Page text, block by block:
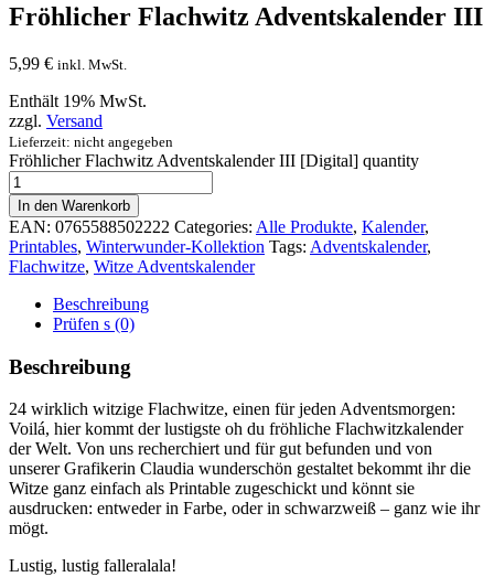
Fröhlicher Flachwitz Adventskalender III
5,99 € inkl. MwSt.
Enthält 19% MwSt.
zzgl. Versand
Lieferzeit: nicht angegeben
Fröhlicher Flachwitz Adventskalender III [Digital] quantity
In den Warenkorb
EAN: 0765588502222 Categories: Alle Produkte, Kalender,
Printables, Winterwunder-Kollektion Tags: Adventskalender,
Flachwitze, Witze Adventskalender
Beschreibung
Prüfen s (0)
Beschreibung
24 wirklich witzige Flachwitze, einen für jeden Adventsmorgen:
Voilá, hier kommt der lustigste oh du fröhliche Flachwitzkalender
der Welt. Von uns recherchiert und für gut befunden und von
unserer Grafikerin Claudia wunderschön gestaltet bekommt ihr die
Witze ganz einfach als Printable zugeschickt und könnt sie
ausdrucken: entweder in Farbe, oder in schwarzweiß – ganz wie ihr
mögt.
Lustig, lustig falleralala!